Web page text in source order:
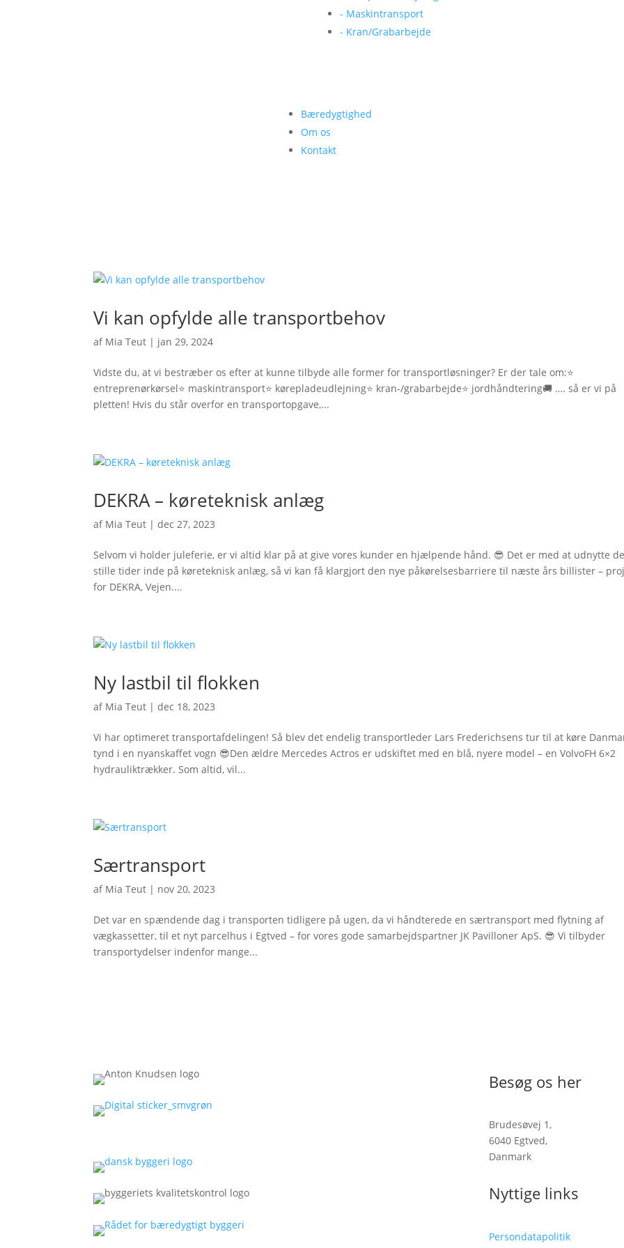
- Maskintransport
- Kran/Grabarbejde
Bæredygtighed
Om os
Kontakt
Vi kan opfylde alle transportbehov
af Mia Teut | jan 29, 2024
Vidste du, at vi bestræber os efter at kunne tilbyde alle former for transportløsninger? Er der tale om:⭐
entreprenørkørsel⭐ maskintransport⭐ kørepladeudlejning⭐ kran-/grabarbejde⭐ jordhåndtering🚚 …. så er vi på
pletten! Hvis du står overfor en transportopgave,...
DEKRA – køreteknisk anlæg
af Mia Teut |dec 27, 2023
Selvom vi holder juleferie, er vi altid klar på at give vores kunder en hjælpende hånd. 😎 Det er med at udnytte
stille tider inde på køreteknisk anlæg, så vi kan få klargjort den nye påkørelsesbarriere til næste års billister –
for DEKRA, Vejen....
Ny lastbil til flokken
af Mia Teut |dec 18, 2023
Vi har optimeret transportafdelingen! Så blev det endelig transportleder Lars Frederichsens tur til at køre
tynd i en nyanskaffet vogn 😎Den ældre Mercedes Actros er udskiftet med en blå, nyere model – en VolvoFH 6×2
hydrauliktrækker. Som altid, vil...
Særtransport
af Mia Teut | nov 20, 2023
Det var en spændende dag i transporten tidligere på ugen, da vi håndterede en særtransport med flytning af
vægkassetter, til et nyt parcelhus i Egtved – for vores gode samarbejdspartner JK Pavilloner ApS. 😎 Vi tilbyder
transportydelser indenfor mange...
Besøg os her
Brudesøvej 1,
6040 Egtved,
Danmark
Nyttige links
Persondatapolitik